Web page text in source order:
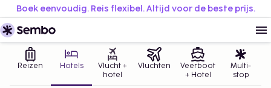
Boek eenvoudig. Reis flexibel. Altijd voor de beste prijs.
Reizen Hotels
Vlucht +
hotel
Vluchten
Veerboot
+ Hotel
Multi-
stop